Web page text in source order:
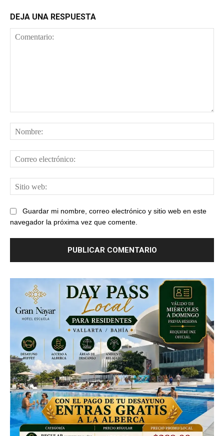
DEJA UNA RESPUESTA
Guardar mi nombre, correo electrónico y sitio web en este
navegador la próxima vez que comente.